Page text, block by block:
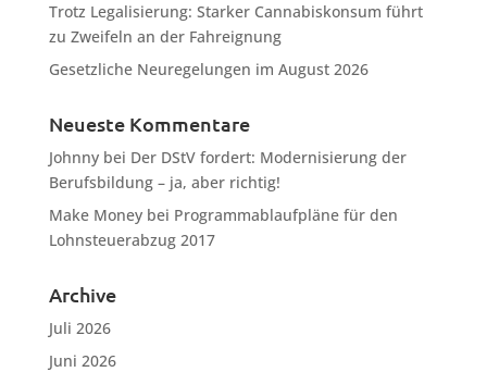
Trotz Legalisierung: Starker Cannabiskonsum führt
zu Zweifeln an der Fahreignung
Gesetzliche Neuregelungen im August 2026
Neueste Kommentare
Johnnybei Der DStV fordert: Modernisierung der
Berufsbildung – ja, aber richtig!
Make Moneybei Programmablaufpläne für den
Lohnsteuerabzug 2017
Archive
Juli 2026
Juni 2026